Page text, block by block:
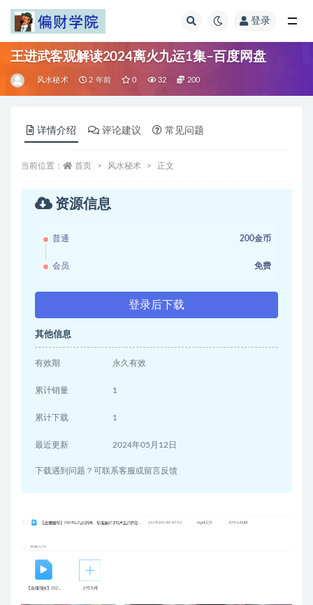
登录
王进武客观解读2024离火九运1集–百度网盘
风水秘术 2 年前 0 32 200
详情介绍 评论建议 常见问题
当前位置： 首页 风水秘术 正文
资源信息
普通 200金币
会员 免费
登录后下载
其他信息
有效期 永久有效
累计销量 1
累计下载 1
最近更新 2024年05月12日
下载遇到问题？可联系客服或留言反馈